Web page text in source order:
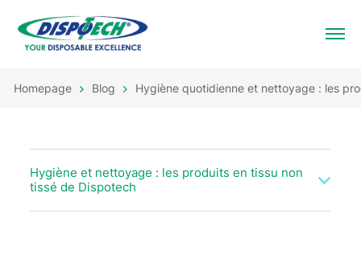
Homepage Blog Hygiène quotidienne et nettoyage : les
Hygiène et nettoyage : les produits en tissu non
tissé de Dispotech